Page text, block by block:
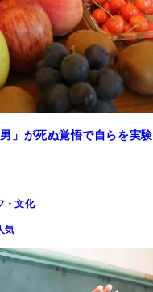
」が死ぬ覚悟で自らを実験
・文化
気